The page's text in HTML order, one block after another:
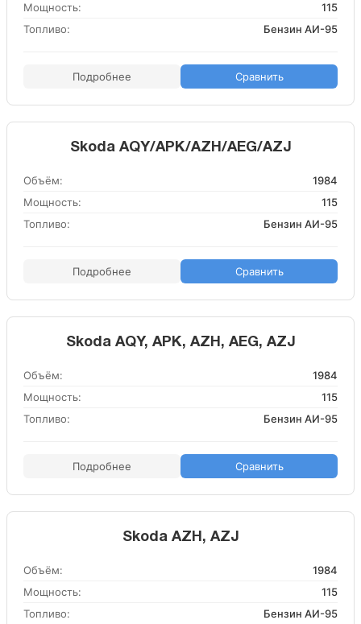
Мощность:
115
Топливо:
Бензин АИ-95
Подробнее Сравнить
Skoda AQY/APK/AZH/AEG/AZJ
Объём:
1984
Мощность:
115
Топливо:
Бензин АИ-95
Подробнее Сравнить
Skoda AQY, APK, AZH, AEG, AZJ
Объём:
1984
Мощность:
115
Топливо:
Бензин АИ-95
Подробнее Сравнить
Skoda AZH, AZJ
Объём:
1984
Мощность:
115
Топливо:
Бензин АИ-95